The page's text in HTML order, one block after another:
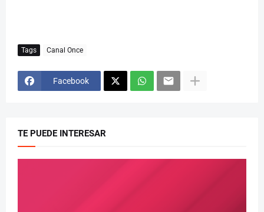
Tags Canal Once
Facebook
TE PUEDE INTERESAR